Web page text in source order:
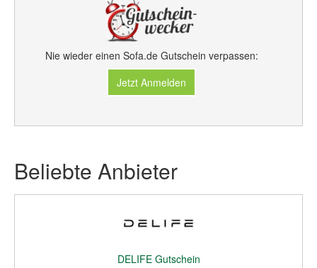
Nie wieder einen Sofa.de Gutschein verpassen:
Jetzt Anmelden
Beliebte Anbieter
DELIFE Gutschein